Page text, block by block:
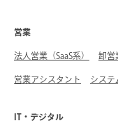
営業
法人営業（SaaS系） 卸営
営業アシスタント システ
IT・デジタル